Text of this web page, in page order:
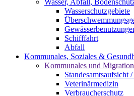
Wasser, Abfall,
Wasserschutzgebiete
Schifffahrt
Abfall
Kommunales, Soziales &
Kommunales und Migration
Standesamtsaufsicht
Veterinärmedizin
Verbraucherschutz